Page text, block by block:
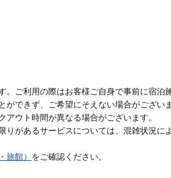
。ご利用の際はお客様ご自身で事前に宿泊
できず、ご希望にそえない場合がございま
アウト時間が異なる場合がございます。
りがあるサービスについては、混雑状況に
旅館） をご確認ください。